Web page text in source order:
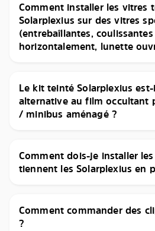
Comment installer les vitres
Solarplexius sur des vitres
(entrebaîllantes, coulissantes
horizontalement, lunette
Le kit teinté Solarplexius
alternative au film occultant
/ minibus aménagé ?
Comment dois-je installer
tiennent les Solarplexius en
Comment commander des
?